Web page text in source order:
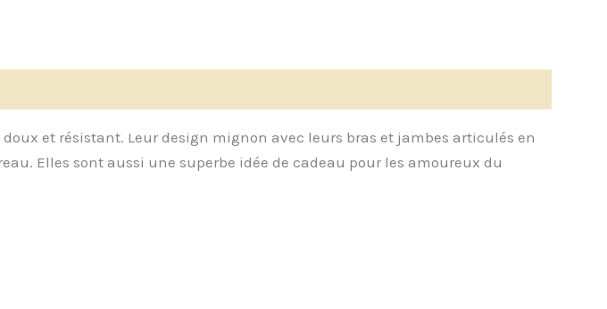
et résistant. Leur design mignon avec leurs bras et jambes articulés en
Elles sont aussi une superbe idée de cadeau pour les amoureux du